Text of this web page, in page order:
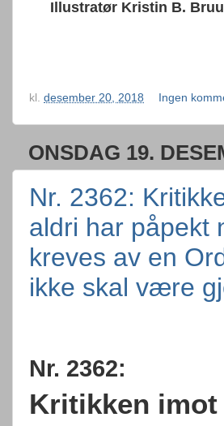
Illustratør Kristin B.
kl. desember 20, 2018 Ingen
ONSDAG 19.
Nr. 2362:
aldri har påpekt
kreves av en
ikke skal være
Nr. 2362:
Kritikken